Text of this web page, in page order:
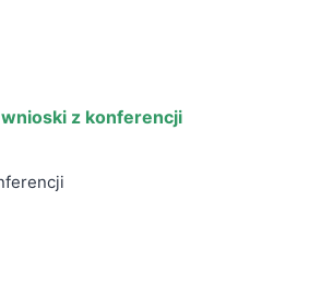
z konferencji